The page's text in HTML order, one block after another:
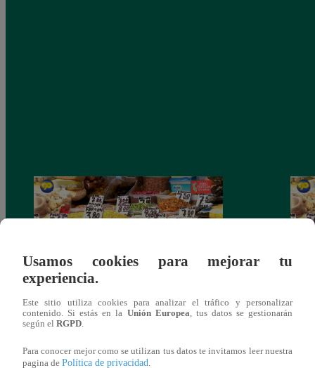
Mujeres al Mando – Viernes 25 de febrero
del 2022 – Programa completo
Usamos cookies para mejorar tu
experiencia.
Este sitio utiliza cookies para analizar el tráfico y personalizar
contenido. Si estás en la Unión Europea, tus datos se gestionarán
según el RGPD.
Para conocer mejor como se utilizan tus datos te invitamos leer nuestra
pagina de Política de privacidad.